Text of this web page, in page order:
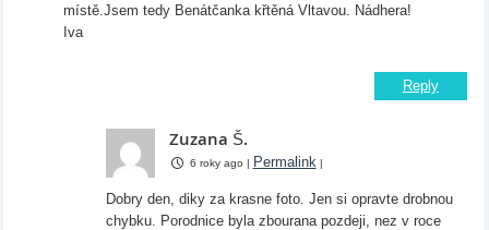
místě.Jsem tedy Benátčanka křtěná Vltavou. Nádhera!
Iva
Reply
Zuzana Š.
6 roky ago | Permalink |
Dobry den, diky za krasne foto. Jen si opravte drobnou
chybku. Porodnice byla zbourana pozdeji, nez v roce